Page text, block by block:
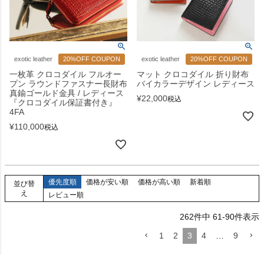
exotic leather 20%OFF COUPON
一枚革 クロコダイル フルオー
プン ラウンドファスナー長財布
真鍮ゴールド金具 / レディース
『クロコダイル保証書付き』
4FA
¥110,000税込
exotic leather 20%OFF COUPON
マット クロコダイル 折り財布
バイカラーデザイン レディース
¥22,000税込
並び替
え
優先度順 価格が安い順 価格が高い順
新着順
レビュー順
262件中 61-90件表示
1
2 3 4 9